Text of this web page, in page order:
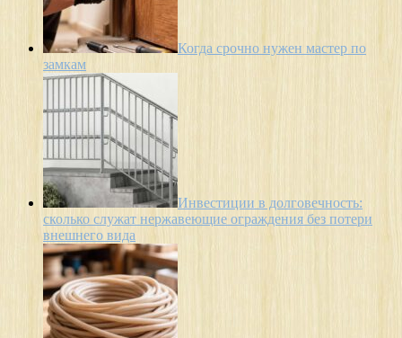
Когда срочно нужен мастер по
замкам
Инвестиции в долговечность:
сколько служат нержавеющие ограждения без потери
внешнего вида